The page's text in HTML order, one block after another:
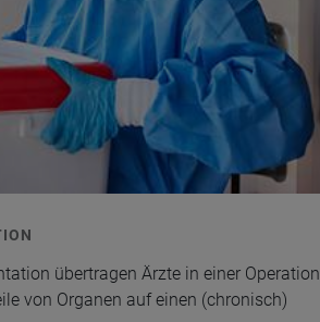
über­tra­gen Ärzte in einer Ope­ra­ti­on
von Or­ga­nen auf einen (chro­nisch)